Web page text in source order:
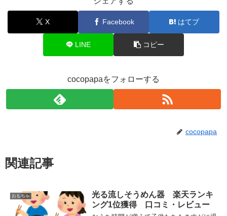
X Facebook はてブ
LINE コピー
cocopapaをフォローする
cocopapa
関連記事
おもちゃ
光る流しそうめん器 楽天ランキ
ング1位獲得 口コミ・レビュー